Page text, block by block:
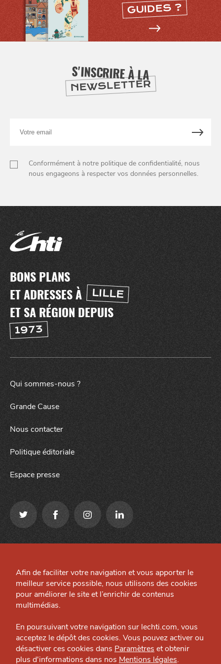
Grande Cause
Nous contacter
Politique éditoriale
Espace presse
GUIDES ?
S'INSCRIRE À LA
NEWSLETTER
email
Conformément à notre politique de confidentialité, nous
nous engageons à respecter vos données personnelles.
BONS PLANS
ET ADRESSES À
LILLE
ET SA RÉGION DEPUIS
1973
Qui sommes-nous ?
Grande Cause
Nous contacter
Politique éditoriale
Espace presse
Préférences cookies
Site créé par
Afin de faciliter votre navigation et vous apporter le
meilleur service possible, nous utilisons des cookies
pour améliorer le site et l’enrichir de contenus
multimédias.
En poursuivant votre navigation sur lechti.com, vous
acceptez le dépôt des cookies. Vous pouvez activer ou
désactiver ces cookies dans Paramètres et obtenir
plus d'informations dans nos Mentions légales.
J'accepte Je refuse